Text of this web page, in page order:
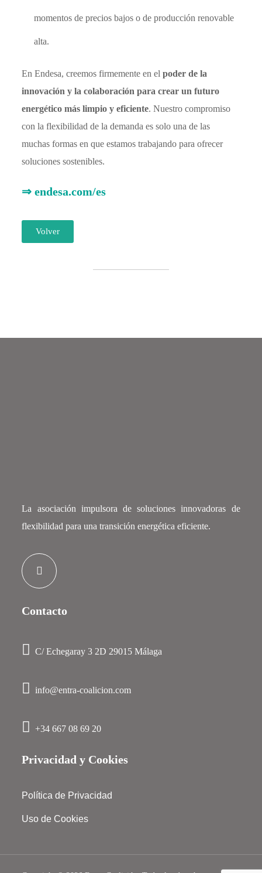
momentos de precios bajos o de producción renovable
alta.
En Endesa, creemos firmemente en elpoder de la
innovación y la colaboración para crear un futuro
energético más limpio y eficiente. Nuestro compromiso
con la flexibilidad de la demanda es solo una de las
muchas formas en que estamos trabajando para ofrecer
soluciones sostenibles.
⇒ endesa.com/es
Volver
La asociación impulsora de soluciones innovadoras de
flexibilidad para una transición energética eficiente.
Contacto
C/ Echegaray 3 2D 29015 Málaga
info@entra-coalicion.com
+34 667 08 69 20
Privacidad y Cookies
Política de Privacidad
Uso de Cookies